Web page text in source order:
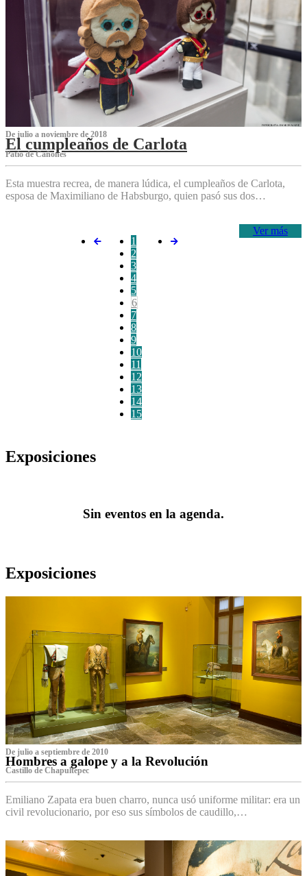
De julio a noviembre de 2018
El cumpleaños de Carlota
Patio de Cañones
Esta muestra recrea, de manera lúdica, el cumpleaños de Carlota,
esposa de Maximiliano de Habsburgo, quien pasó sus dos…
Ver más
1
2
3
4
5
6
7
8
9
10
11
12
13
14
15
Exposiciones
Sin eventos en la agenda.
Exposiciones
De julio a septiembre de 2010
Hombres a galope y a la Revolución
Castillo de Chapultepec
Emiliano Zapata era buen charro, nunca usó uniforme militar: era un
civil revolucionario, por eso sus símbolos de caudillo,…